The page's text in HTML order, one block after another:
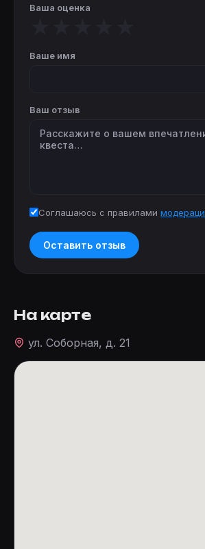
Ваша оценка
Ваше имя
Ваш отзыв
Соглашаюсь с правилами
Оставить отзыв
На карте
ул. Соборная, д. 21